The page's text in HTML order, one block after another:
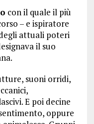
con il quale il più
– e ispiratore
attuali poteri
il suo
suoni orridi,
E poi decine
oppure